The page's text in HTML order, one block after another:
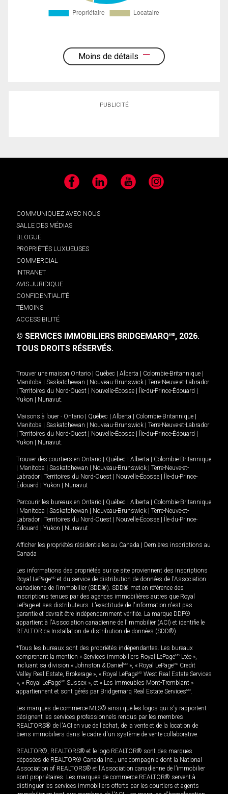
Moins de détails
PUBLICITÉ
Facebook LinkedIn YouTube Instagram
COMMUNIQUEZ AVEC NOUS
SALLE DES MÉDIAS
BLOGUE
PROPRIÉTÉS LUXUEUSES
COMMERCIAL
INTRANET
AVIS JURIDIQUE
CONFIDENTIALITÉ
TÉMOINS
ACCESSIBILITÉ
© SERVICES IMMOBILIERS BRIDGEMARQMD, 2026.
TOUS DROITS RÉSERVÉS.
Trouver une maison Ontario Québec Alberta Colombie-Britannique
Manitoba
Saskatchewan Nouveau-Brunswick
Terre-Neuve-et-Labrador
Territoires du Nord-Ouest Nouvelle-Écosse Île-du-Prince-Édouard
Yukon
Nunavut.
Maisons à louer - Ontario Québec Alberta Colombie-Britannique
Manitoba
Saskatchewan Nouveau-Brunswick
Terre-Neuve-et-Labrador
Territoires du Nord-Ouest Nouvelle-Écosse Île-du-Prince-Édouard
Yukon
Nunavut.
Trouver des courtiers en Ontario Québec Alberta
Colombie-Britannique
Manitoba Saskatchewan Nouveau-Brunswick
Terre-Neuve-et-
Labrador
Territoires du Nord-Ouest Nouvelle-Écosse
Île-du-Prince-
Édouard
Yukon Nunavut
Parcourir les bureaux en Ontario Québec Alberta
Colombie-Britannique
Manitoba Saskatchewan Nouveau-Brunswick
Terre-Neuve-et-
Labrador
Territoires du Nord-Ouest Nouvelle-Écosse
Île-du-Prince-
Édouard
Yukon Nunavut
Afficher les propriétés résidentielles au Canada
Dernières inscriptions au
Canada
Les informations des propriétés sur ce site proviennent des inscriptions
Royal LePageMD et du service de distribution de données de l'Association
canadienne de l’immobilier (SDD®). SDD® met en référence des
inscriptions tenues par des agences immobilières autres que Royal
LePage et ses distributeurs. L'exactitude de l'information n'est pas
garantie et devrait être indépendamment vérifiée. La marque DDF®
appartient à l'Association canadienne de l’immobilier (ACI) et identifie le
REALTOR.ca Installation de distribution de données (SDD®).
*Tous les bureaux sont des propriétés indépendantes. Les bureaux
comprenant la mention « Services immobiliers Royal LePageMD Ltée »,
incluant sa division « Johnston & Daniel MD », « Royal LePageMD Credit
Valley Real Estate, Brokerage », « Royal LePageMD West Real Estate Services
», « Royal LePageMD Sussex », et « Les immeubles Mont-Tremblant »
appartiennent et sont gérés par Bridgemarq Real Estate ServicesMD.
Les marques de commerce MLS® ainsi que les logos qui s'y rapportent
désignent les services professionnels rendus par les membres
REALTORS® de l'ACI en vue de l'achat, de la vente et de la location de
biens immobiliers dans le cadre d'un système de vente collaborative.
REALTOR®, REALTORS® et le logo REALTOR® sont des marques
déposées de REALTOR® Canada Inc., une compagnie dont la National
Association of REALTORS® et l'Association canadienne de l’immobilier
sont propriétaires. Les marques de commerce REALTOR® servent à
distinguer les services immobiliers offerts par les courtiers et agents